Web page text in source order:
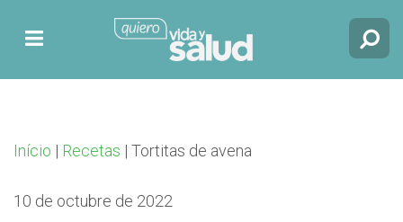
Início | Recetas | Tortitas de avena
10 de octubre de 2022